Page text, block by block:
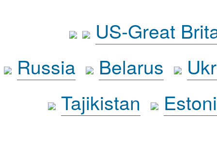
US-Great
Russia
Belarus
Tajikistan